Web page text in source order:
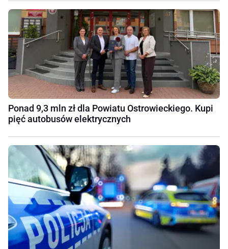
Ponad 9,3 mln zł dla Powiatu Ostrowieckiego. Kupi
pięć autobusów elektrycznych